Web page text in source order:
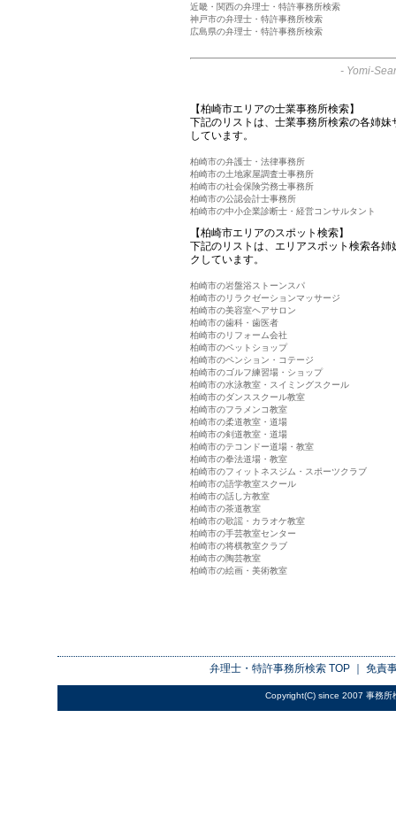
近畿・関西の弁理士・特許事務所検索
神戸市の弁理士・特許事務所検索
広島県の弁理士・特許事務所検索
- Yomi-
【柏崎市エリアの士業事務所検索】
下記のリストは、士業事務所検索の各姉
しています。
柏崎市の弁護士・法律事務所
柏崎市の土地家屋調査士事務所
柏崎市の社会保険労務士事務所
柏崎市の公認会計士事務所
柏崎市の中小企業診断士・経営コンサルタント
【柏崎市エリアのスポット検索】
下記のリストは、エリアスポット検索各
クしています。
柏崎市の岩盤浴ストーンスパ
柏崎市のリラクゼーションマッサージ
柏崎市の美容室ヘアサロン
柏崎市の歯科・歯医者
柏崎市のリフォーム会社
柏崎市のペットショップ
柏崎市のペンション・コテージ
柏崎市のゴルフ練習場・ショップ
柏崎市の水泳教室・スイミングスクール
柏崎市のダンススクール教室
柏崎市のフラメンコ教室
柏崎市の柔道教室・道場
柏崎市の剣道教室・道場
柏崎市のテコンドー道場・教室
柏崎市の拳法道場・教室
柏崎市のフィットネスジム・スポーツクラブ
柏崎市の語学教室スクール
柏崎市の話し方教室
柏崎市の茶道教室
柏崎市の歌謡・カラオケ教室
柏崎市の手芸教室センター
柏崎市の将棋教室クラブ
柏崎市の陶芸教室
柏崎市の絵画・美術教室
弁理士・特許事務所検索TOP ｜ 免責
Copyright(C) since 2007 事務所